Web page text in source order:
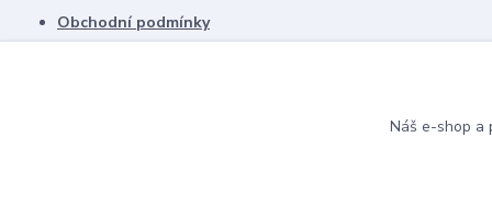
Obchodní podmínky
Náš e-shop a